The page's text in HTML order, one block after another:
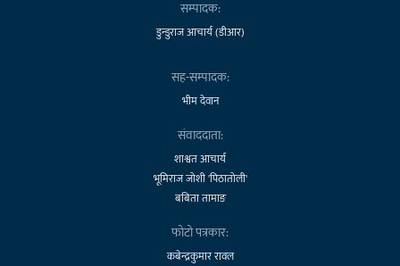
सम्पादक:
डुन्डुराज आचार्य (डीआर)
सह-सम्पादक:
भीम देवान
संवाददाता:
शाश्वत आचार्य
भूमिराज जोशी 'पिठातोली'
बबिता तामाङ
फोटो पत्रकार:
कबेन्द्रकुमार रावल